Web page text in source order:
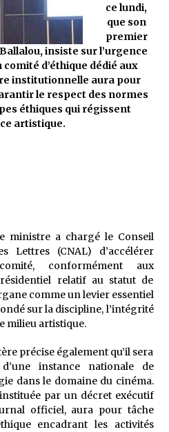
delà
(Un récit du Sud
Quand la tête est vide
D’où viennent les contes et à
ce lundi,
que son
premier
insiste sur l’urgence
d’éthique dédié aux
institutionnelle aura pour
le respect des normes
éthiques qui régissent
artistique.
ministre a chargé le Conseil
Lettres (CNAL) d’accélérer
conformément aux
relatif au statut de
comme un levier essentiel
sur la discipline, l’intégrité
milieu artistique.
précise également qu’il sera
instance nationale de
dans le domaine du cinéma.
par un décret exécutif
officiel, aura pour tâche
encadrant les activités